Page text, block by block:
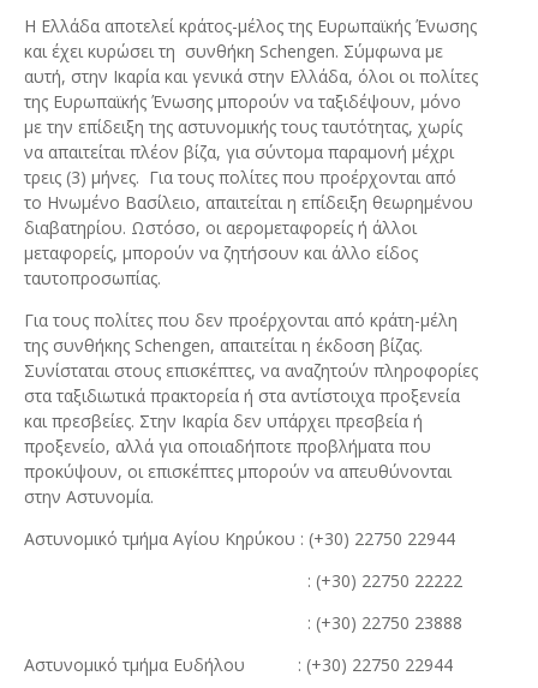
Η Ελλάδα αποτελεί κράτος-μέλος της Ευρωπαϊκής Ένωσης
και έχει κυρώσει τη συνθήκη Schengen. Σύμφωνα με
αυτή, στην Ικαρία και γενικά στην Ελλάδα, όλοι οι πολίτες
της Ευρωπαϊκής Ένωσης μπορούν να ταξιδέψουν, μόνο
με την επίδειξη της αστυνομικής τους ταυτότητας, χωρίς
να απαιτείται πλέον βίζα, για σύντομα παραμονή μέχρι
τρεις (3) μήνες. Για τους πολίτες που προέρχονται από
το Ηνωμένο Βασίλειο, απαιτείται η επίδειξη θεωρημένου
διαβατηρίου. Ωστόσο, οι αερομεταφορείς ή άλλοι
μεταφορείς, μπορούν να ζητήσουν και άλλο είδος
ταυτοπροσωπίας.
Για τους πολίτες που δεν προέρχονται από κράτη-μέλη
της συνθήκης Schengen, απαιτείται η έκδοση βίζας.
Συνίσταται στους επισκέπτες, να αναζητούν πληροφορίες
στα ταξιδιωτικά πρακτορεία ή στα αντίστοιχα προξενεία
και πρεσβείες. Στην Ικαρία δεν υπάρχει πρεσβεία ή
προξενείο, αλλά για οποιαδήποτε προβλήματα που
προκύψουν, οι επισκέπτες μπορούν να απευθύνονται
στην Αστυνομία.
Αστυνομικό τμήμα Αγίου Κηρύκου : (+30) 22750 22944
: (+30) 22750 22222
: (+30) 22750 23888
Αστυνομικό τμήμα Ευδήλου : (+30) 22750 22944